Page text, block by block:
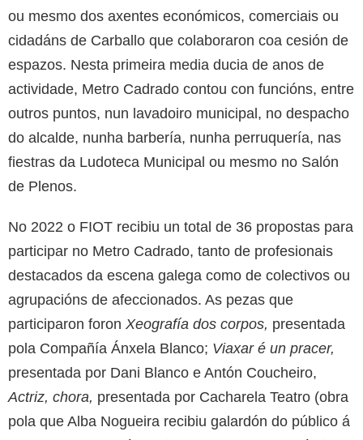
ou mesmo dos axentes económicos, comerciais ou
cidadáns de Carballo que colaboraron coa cesión de
espazos. Nesta primeira media ducia de anos de
actividade, Metro Cadrado contou con funcións, entre
outros puntos, nun lavadoiro municipal, no despacho
do alcalde, nunha barbería, nunha perruquería, nas
fiestras da Ludoteca Municipal ou mesmo no Salón
de Plenos.
No 2022 o FIOT recibiu un total de 36 propostas para
participar no Metro Cadrado, tanto de profesionais
destacados da escena galega como de colectivos ou
agrupacións de afeccionados. As pezas que
participaron foron Xeografía dos corpos, presentada
pola Compañía Ánxela Blanco; Viaxar é un pracer,
presentada por Dani Blanco e Antón Coucheiro,
Actriz, chora, presentada por Cacharela Teatro (obra
pola que Alba Nogueira recibiu galardón do público á